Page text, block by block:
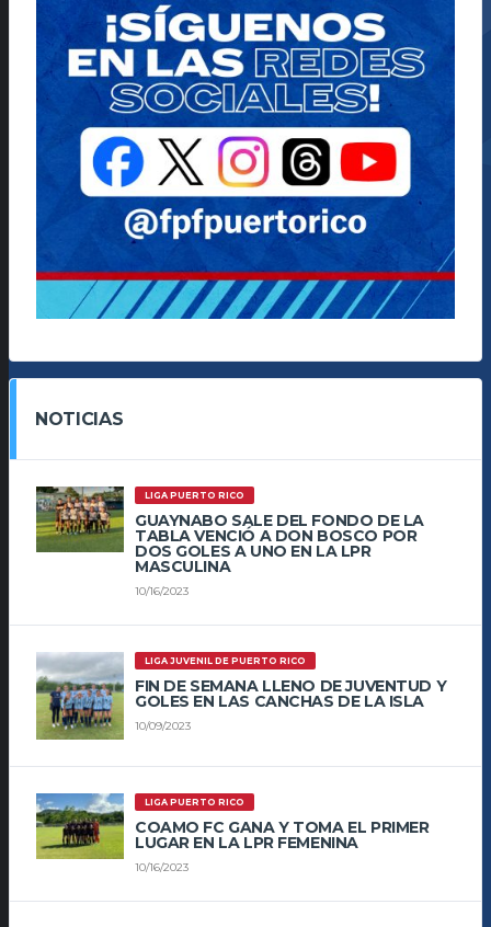
NOTICIAS
LIGA PUERTO RICO
GUAYNABO SALE DEL FONDO DE LA
TABLA VENCIÓ A DON BOSCO POR
DOS GOLES A UNO EN LA LPR
MASCULINA
10/16/2023
LIGA JUVENIL DE PUERTO RICO
FIN DE SEMANA LLENO DE JUVENTUD Y
GOLES EN LAS CANCHAS DE LA ISLA
10/09/2023
LIGA PUERTO RICO
COAMO FC GANA Y TOMA EL PRIMER
LUGAR EN LA LPR FEMENINA
10/16/2023